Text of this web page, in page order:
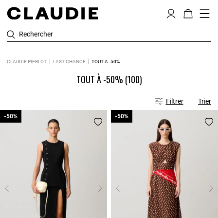
Rechercher
CLAUDIE PIERLOT LAST CHANCE TOUT À -50%
TOUT À -50% (100)
Filtrer Trier
-50%
-50% -50%
-50%